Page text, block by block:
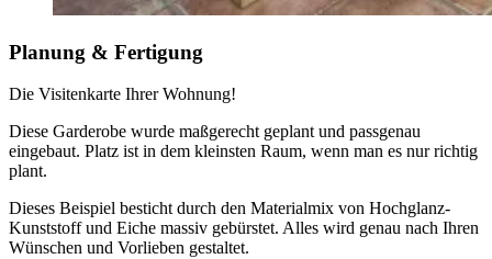
Planung & Fertigung
Die Visitenkarte Ihrer Wohnung!
Diese Garderobe wurde maßgerecht geplant und passgenau
eingebaut. Platz ist in dem kleinsten Raum, wenn man es nur richtig
plant.
Dieses Beispiel besticht durch den Materialmix von Hochglanz-
Kunststoff und Eiche massiv gebürstet. Alles wird genau nach Ihren
Wünschen und Vorlieben gestaltet.